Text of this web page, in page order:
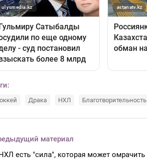
Драка НХЛ Благотворительность
материал
есть "сила", которая может омрачить